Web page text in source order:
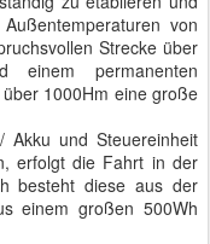
von
Strecke über
permanenten
1000Hm eine große
Akku und Steuereinheit
erfolgt die Fahrt in der
besteht diese aus der
einem großen 500Wh